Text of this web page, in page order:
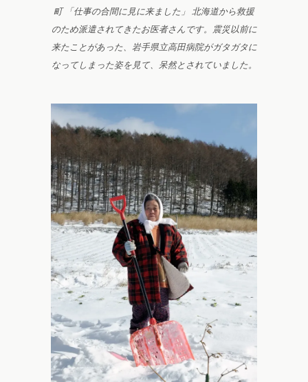
町 「仕事の合間に見に来ました」 北海道から救援
のため派遣されてきたお医者さんです。震災以前に
来たことがあった、岩手県立高田病院がガタガタに
なってしまった姿を見て、呆然とされていました。